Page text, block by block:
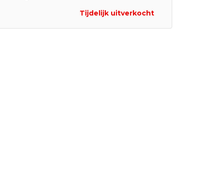
Tijdelijk uitverkocht